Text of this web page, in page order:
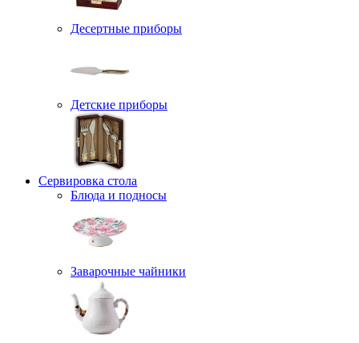
Десертные приборы
Детские приборы
Сервировка стола
Блюда и подносы
Заварочные чайники